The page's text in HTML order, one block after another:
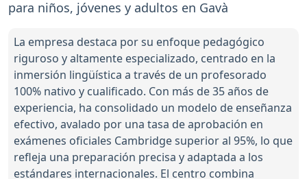
para niños, jóvenes y adultos en Gavà
La empresa destaca por su enfoque pedagógico
riguroso y altamente especializado, centrado en la
inmersión lingüística a través de un profesorado
100% nativo y cualificado. Con más de 35 años de
experiencia, ha consolidado un modelo de enseñanza
efectivo, avalado por una tasa de aprobación en
exámenes oficiales Cambridge superior al 95%, lo que
refleja una preparación precisa y adaptada a los
estándares internacionales. El centro combina